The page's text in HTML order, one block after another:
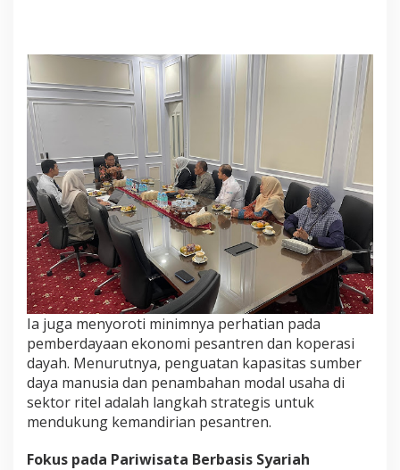
Ia juga menyoroti minimnya perhatian pada
pemberdayaan ekonomi pesantren dan koperasi
dayah. Menurutnya, penguatan kapasitas sumber
daya manusia dan penambahan modal usaha di
sektor ritel adalah langkah strategis untuk
mendukung kemandirian pesantren.
Fokus pada Pariwisata Berbasis Syariah